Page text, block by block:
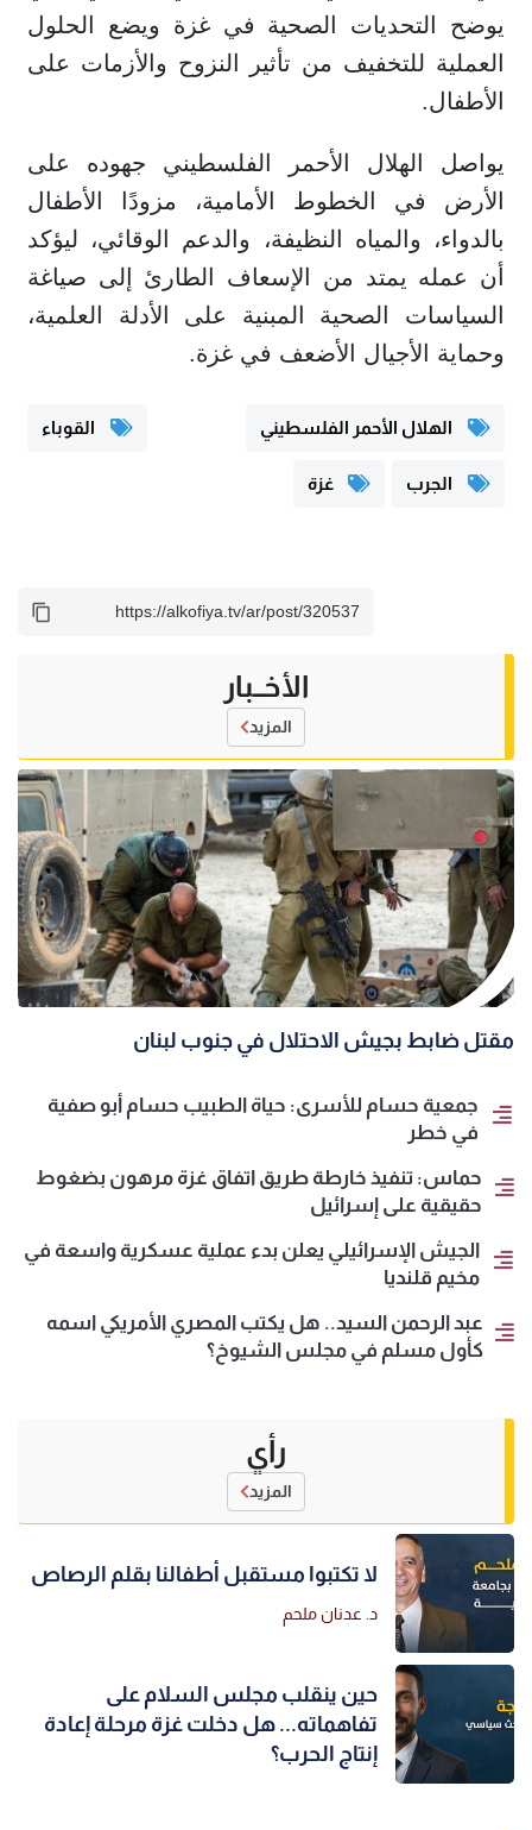
يوضح التحديات الصحية في غزة ويضع الحلول
العملية للتخفيف من تأثير النزوح والأزمات على
الأطفال.
يواصل الهلال الأحمر الفلسطيني جهوده على
الأرض في الخطوط الأمامية، مزودًا الأطفال
بالدواء، والمياه النظيفة، والدعم الوقائي، ليؤكد
أن عمله يمتد من الإسعاف الطارئ إلى صياغة
السياسات الصحية المبنية على الأدلة العلمية،
وحماية الأجيال الأضعف في غزة.
الهلال الأحمر الفلسطيني القوباء
الجرب غزة
الأخــبار
المزيد
مقتل ضابط بجيش الاحتلال في جنوب لبنان
جمعية حسام للأسرى: حياة الطبيب حسام أبو صفية
في خطر
حماس: تنفيذ خارطة طريق اتفاق غزة مرهون بضغوط
حقيقية على إسرائيل
الجيش الإسرائيلي يعلن بدء عملية عسكرية واسعة في
مخيم قلنديا
عبد الرحمن السيد.. هل يكتب المصري الأمريكي اسمه
كأول مسلم في مجلس الشيوخ؟
رأي
المزيد
لا تكتبوا مستقبل أطفالنا بقلم الرصاص
د. عدنان ملحم
حين ينقلب مجلس السلام على
تفاهماته... هل دخلت غزة مرحلة إعادة
إنتاج الحرب؟